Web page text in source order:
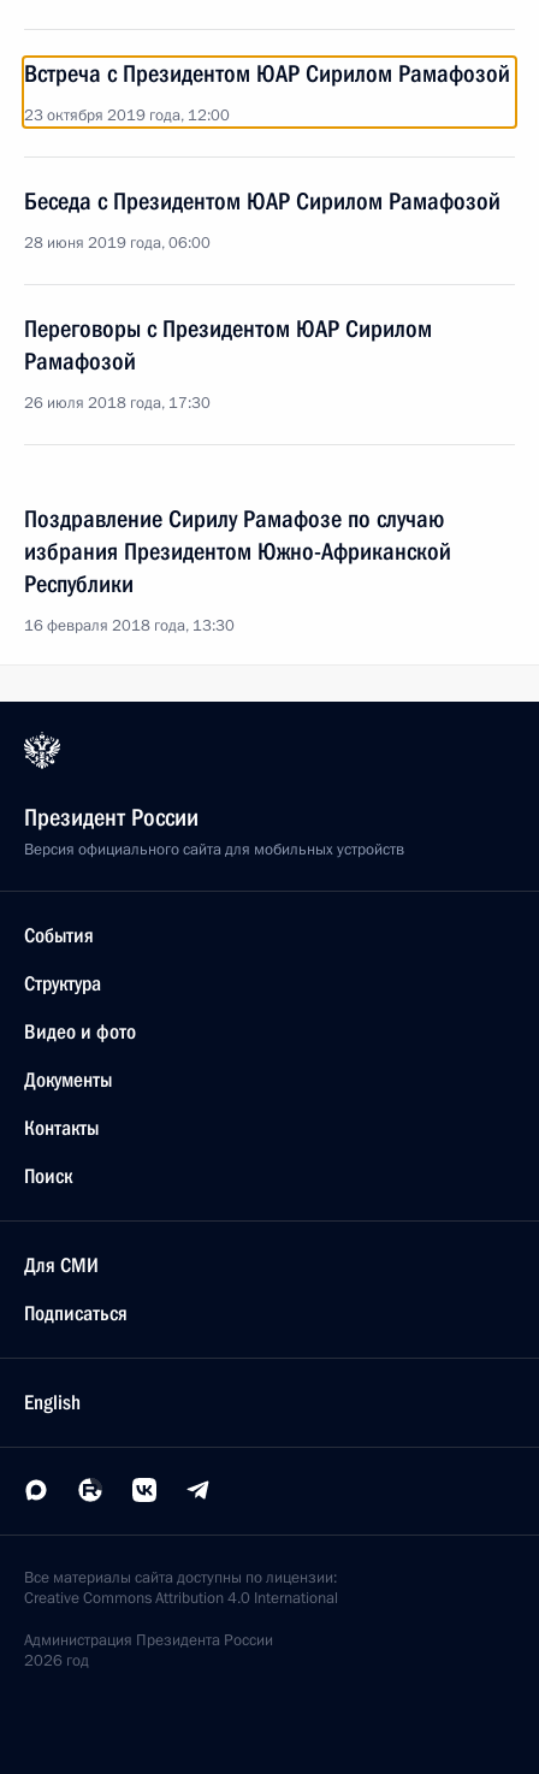
Встреча с Президентом ЮАР Сирилом Рамафозой
23 октября 2019 года, 12:00
Беседа с Президентом ЮАР Сирилом Рамафозой
28 июня 2019 года, 06:00
Переговоры с Президентом ЮАР Сирилом
Рамафозой
26 июля 2018 года, 17:30
Поздравление Сирилу Рамафозе по случаю
избрания Президентом Южно-Африканской
Республики
16 февраля 2018 года, 13:30
Президент России
Версия официального сайта для мобильных устройств
События
Структура
Видео и фото
Документы
Контакты
Поиск
Для СМИ
Подписаться
English
Все материалы сайта доступны по лицензии:
Creative Commons Attribution 4.0 International
Администрация Президента России
2026 год